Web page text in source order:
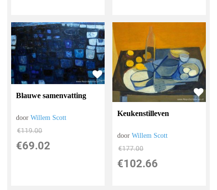
Blauwe samenvatting
doorWillem Scott
€119.00
€69.02
Keukenstilleven
doorWillem Scott
€177.00
€102.66